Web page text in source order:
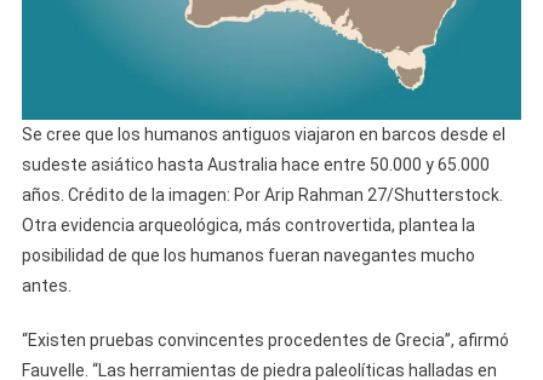
Se cree que los humanos antiguos viajaron en barcos desde el
sudeste asiático hasta Australia hace entre 50.000 y 65.000
años. Crédito de la imagen: Por Arip Rahman 27/Shutterstock.
Otra evidencia arqueológica, más controvertida, plantea la
posibilidad de que los humanos fueran navegantes mucho
antes.
“Existen pruebas convincentes procedentes de Grecia”, afirmó
Fauvelle. “Las herramientas de piedra paleolíticas halladas en